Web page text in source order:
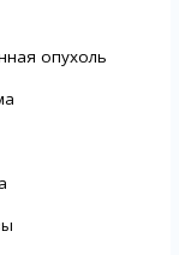
опухоль